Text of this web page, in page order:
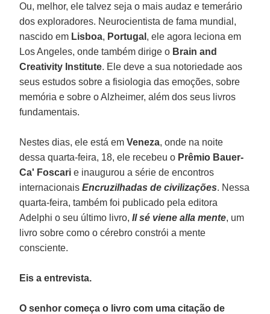
Ou, melhor, ele talvez seja o mais audaz e temerário
dos exploradores. Neurocientista de fama mundial,
nascido em Lisboa, Portugal , ele agora leciona em
Los Angeles, onde também dirige o Brain and
Creativity Institute. Ele deve a sua notoriedade aos
seus estudos sobre a fisiologia das emoções, sobre
memória e sobre o Alzheimer, além dos seus livros
fundamentais.
Nestes dias, ele está emVeneza, onde na noite
dessa quarta-feira, 18, ele recebeu o Prêmio Bauer-
Ca' Foscarie inaugurou a série de encontros
internacionaisEncruzilhadas de civilizações. Nessa
quarta-feira, também foi publicado pela editora
Adelphi o seu último livro,Il sé viene alla mente, um
livro sobre como o cérebro constrói a mente
consciente.
Eis a entrevista.
O senhor começa o livro com uma citação de